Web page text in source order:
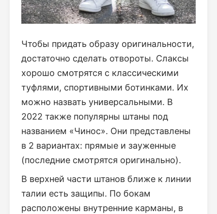
Чтобы придать образу оригинальности,
достаточно сделать отвороты. Слаксы
хорошо смотрятся с классическими
туфлями, спортивными ботинками. Их
можно назвать универсальными. В
2022 также популярны штаны под
названием «Чинос». Они представлены
в 2 вариантах: прямые и зауженные
(последние смотрятся оригинально).
В верхней части штанов ближе к линии
талии есть защипы. По бокам
расположены внутренние карманы, в